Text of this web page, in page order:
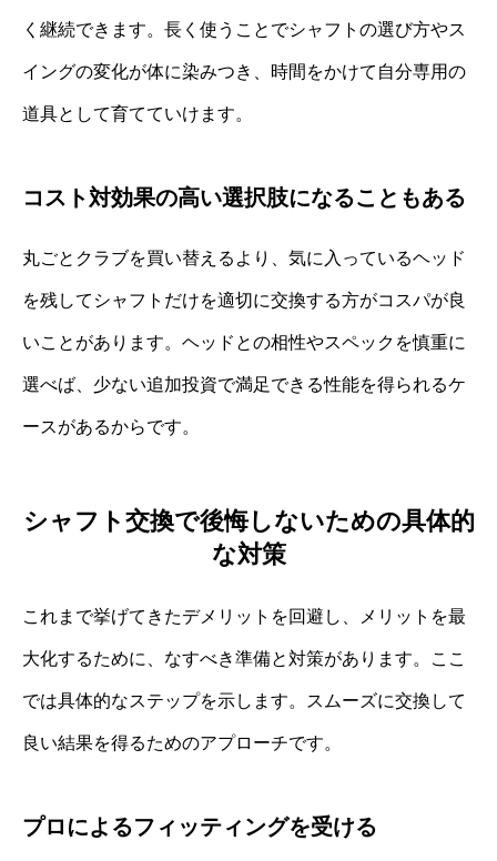
く継続できます。長く使うことでシャフトの選び方やス
イングの変化が体に染みつき、時間をかけて自分専用の
道具として育てていけます。
コスト対効果の高い選択肢になることもある
丸ごとクラブを買い替えるより、気に入っているヘッド
を残してシャフトだけを適切に交換する方がコスパが良
いことがあります。ヘッドとの相性やスペックを慎重に
選べば、少ない追加投資で満足できる性能を得られるケ
ースがあるからです。
シャフト交換で後悔しないための具体的
な対策
これまで挙げてきたデメリットを回避し、メリットを最
大化するために、なすべき準備と対策があります。ここ
では具体的なステップを示します。スムーズに交換して
良い結果を得るためのアプローチです。
プロによるフィッティングを受ける